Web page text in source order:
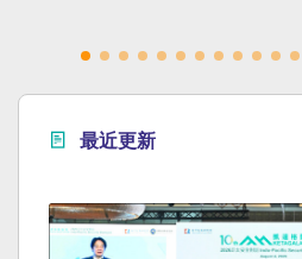
最近更新